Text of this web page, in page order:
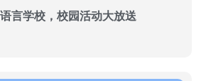
言学校，校园活动大放送